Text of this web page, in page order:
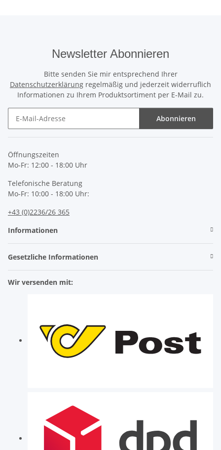
Newsletter Abonnieren
Bitte senden Sie mir entsprechend Ihrer
Datenschutzerklärung regelmäßig und jederzeit widerruflich
Informationen zu Ihrem Produktsortiment per E-Mail zu.
Abonnieren
Öffnungszeiten
Mo-Fr: 12:00 - 18:00 Uhr
Telefonische Beratung
Mo-Fr: 10:00 - 18:00 Uhr:
+43 (0)2236/26 365
Informationen
Gesetzliche Informationen
Wir versenden mit: